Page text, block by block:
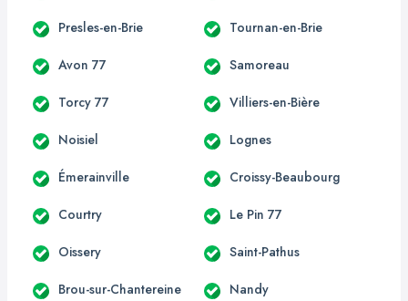
Presles-en-Brie Tournan-en-Brie
Avon 77 Samoreau
Torcy 77 Villiers-en-Bière
Noisiel Lognes
Émerainville Croissy-Beaubourg
Courtry Le Pin 77
Oissery Saint-Pathus
Brou-sur-Chantereine Nandy